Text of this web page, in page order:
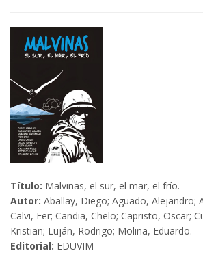
Título: Malvinas, el sur, el mar, el frío.
Autor: Aballay, Diego; Aguado, Alejandro;
Calvi, Fer; Candia, Chelo; Capristo, Oscar;
Kristian; Luján, Rodrigo; Molina, Eduardo.
Editorial: EDUVIM